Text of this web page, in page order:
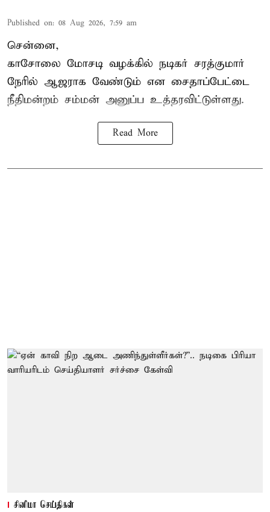
Published on: 08 Aug 2026, 7:59 am
சென்னை,
காசோலை மோசடி வழக்கில் நடிகர் சரத்குமார்
நேரில் ஆஜராக வேண்டும் என சைதாப்பேட்டை
நீதிமன்றம் சம்மன் அனுப்ப உத்தரவிட்டுள்ளது.
Read More
சினிமா செய்திகள்